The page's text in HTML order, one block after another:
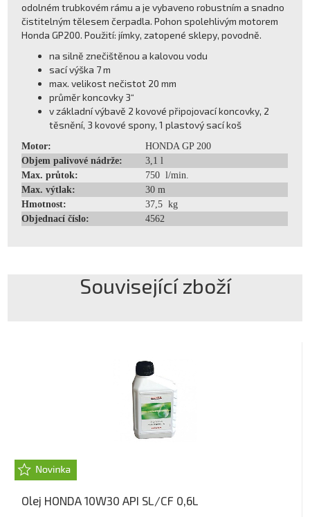
odolném trubkovém rámu a je vybaveno robustním a snadno
čistitelným tělesem čerpadla. Pohon spolehlivým motorem
Honda GP200. Použití: jímky, zatopené sklepy, povodně.
na silně znečištěnou a kalovou vodu
sací výška 7 m
max. velikost nečistot 20 mm
průměr koncovky 3“
v základní výbavě 2 kovové připojovací koncovky, 2
těsnění, 3 kovové spony, 1 plastový sací koš
Motor:
HONDA GP 200
Objem palivové nádrže:
3,1 l
Max. průtok:
750 l/min.
Max. výtlak:
30 m
Hmotnost:
37,5 kg
Objednací číslo:
4562
Související zboží
Olej HONDA 10W30 API SL/CF 0,6L